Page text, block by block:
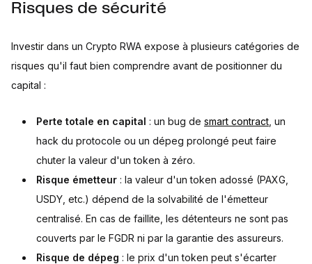
Risques de sécurité
Investir dans un Crypto RWA expose à plusieurs catégories de
risques qu'il faut bien comprendre avant de positionner du
capital :
Perte totale en capital : un bug de smart contract , un
hack du protocole ou un dépeg prolongé peut faire
chuter la valeur d'un token à zéro.
Risque émetteur : la valeur d'un token adossé (PAXG,
USDY, etc.) dépend de la solvabilité de l'émetteur
centralisé. En cas de faillite, les détenteurs ne sont pas
couverts par le FGDR ni par la garantie des assureurs.
Risque de dépeg : le prix d'un token peut s'écarter